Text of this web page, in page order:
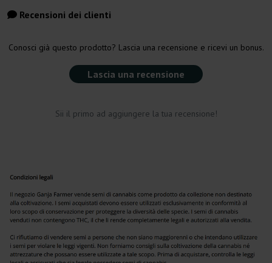
Recensioni dei clienti
Conosci già questo prodotto? Lascia una recensione e ricevi un bonus.
Lascia una recensione
Sii il primo ad aggiungere la tua recensione!